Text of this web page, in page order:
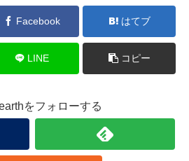
Facebook はてブ
LINE コピー
をフォローする